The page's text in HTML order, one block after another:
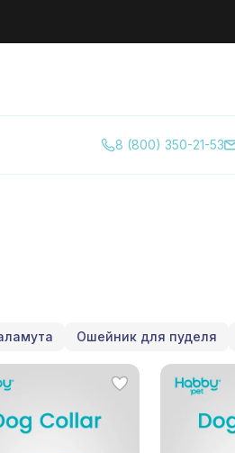
8 (800) 350-21-53
Ошейник для пуделя